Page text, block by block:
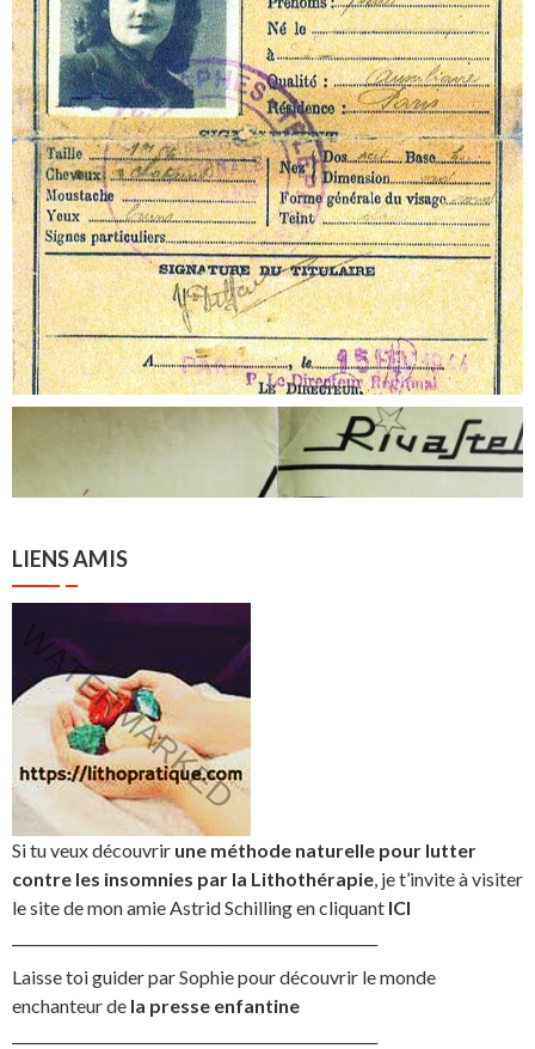
LIENS AMIS
Si tu veux découvrir une méthode naturelle pour lutter
contre les insomnies par la Lithothérapie, je t’invite à visiter
le site de mon amie Astrid Schilling en cliquant ICI
Laisse toi guider par Sophie pour découvrir le monde
enchanteur de la presse enfantine